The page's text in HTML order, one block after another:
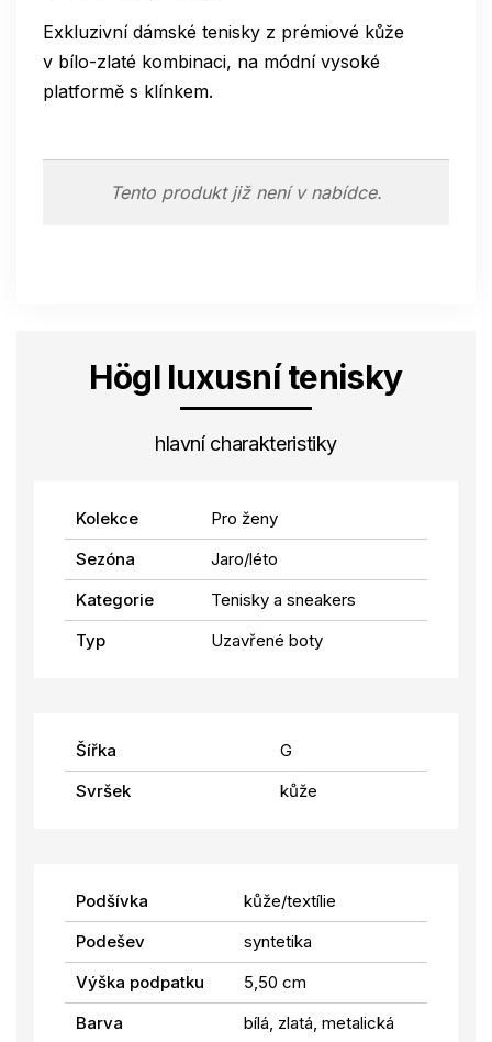
Exkluzivní dámské tenisky z prémiové kůže
v bílo-zlaté kombinaci, na módní vysoké
platformě s klínkem.
Tento produkt již není v nabídce.
Högl luxusní tenisky
hlavní charakteristiky
Kolekce
Pro ženy
Sezóna
Jaro/léto
Kategorie
Tenisky a sneakers
Typ
Uzavřené boty
Šířka
G
Svršek
kůže
Podšívka
kůže/textílie
Podešev
syntetika
Výška podpatku
5,50 cm
Barva
bílá, zlatá, metalická